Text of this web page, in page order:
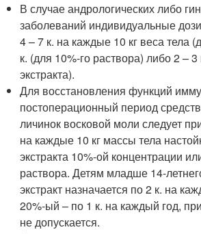
В случае андрологических либо
заболеваний индивидуальные
4 – 7 к. на каждые 10 кг веса тела
к. (для 10%-го раствора) либо 2 – 3
экстракта).
Для восстановления функций
постоперационный период
личинок восковой моли следует
на каждые 10 кг массы тела
экстракта 10%-ой концентрации
раствора. Детям младше 14-
экстракт назначается по 2 к. на
20%-ый – по 1 к. на каждый год,
не допускается.